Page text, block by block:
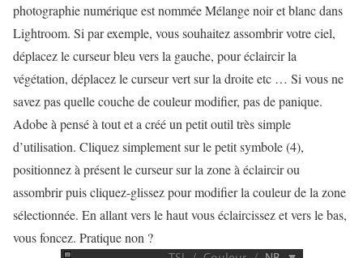
photographie numérique est nommée Mélange noir et blanc dans
Lightroom. Si par exemple, vous souhaitez assombrir votre ciel,
déplacez le curseur bleu vers la gauche, pour éclaircir la
végétation, déplacez le curseur vert sur la droite etc … Si vous ne
savez pas quelle couche de couleur modifier, pas de panique.
Adobe à pensé à tout et a créé un petit outil très simple
d’utilisation. Cliquez simplement sur le petit symbole (4),
positionnez à présent le curseur sur la zone à éclaircir ou
assombrir puis cliquez-glissez pour modifier la couleur de la zone
sélectionnée. En allant vers le haut vous éclaircissez et vers le bas,
vous foncez. Pratique non ?